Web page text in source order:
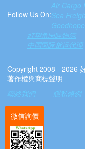
微信詢價
Follow Us On:
Air Cargo
Sea
好望角国际物流
中国国际货运代理
Copyright 2008 - 2026
著作權與商標聲明
聯絡我們
隱私條例